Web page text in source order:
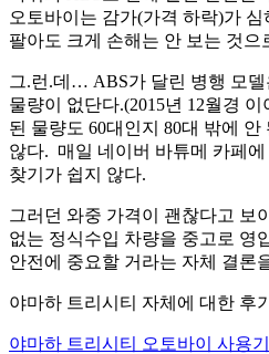
오토바이는 감가(가격 하락)가
팔아도 크게 손해는 안 보는 것으
그.런.데… ABS가 달린 병행 모
물량이 없단다.(2015년 12월경
된 물량도 60대인지 80대 밖에
않다. 매일 네이버 바튜메 카페
찾기가 쉽지 않다.
그러던 와중 가격이 괜찮다고 보
없는 정식수입 차량을 중고로 영
안전에 중요할 거라는 자체 결론
야마하 트리시티 자체에 대한 후
야마하 트리시티 오토바이 사용기